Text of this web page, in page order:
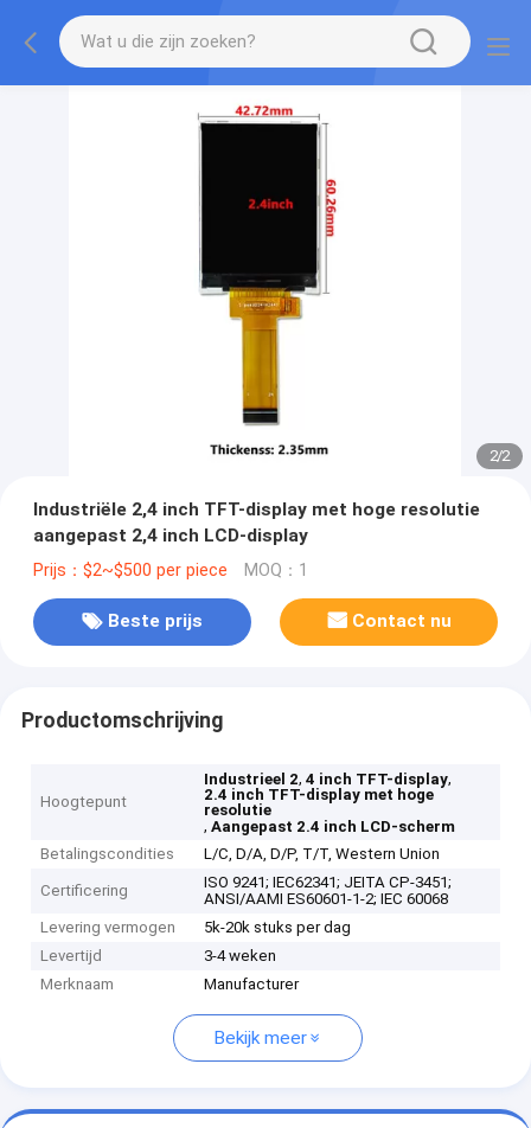
2/2
Industriële 2,4 inch TFT-display met hoge resolutie
aangepast 2,4 inch LCD-display
Prijs：$2~$500 per piece MOQ：1
Beste prijs Contact nu
Productomschrijving
Hoogtepunt
Industrieel 2,4 inch TFT-display,
2.4 inch TFT-display met hoge
resolutie
,Aangepast 2.4 inch LCD-scherm
Betalingscondities
L/C, D/A, D/P, T/T, Western Union
Certificering
ISO 9241; IEC62341; JEITA CP-3451;
ANSI/AAMI ES60601-1-2; IEC 60068
Levering vermogen
5k-20k stuks per dag
Levertijd
3-4 weken
Merknaam
Manufacturer
Bekijk meer